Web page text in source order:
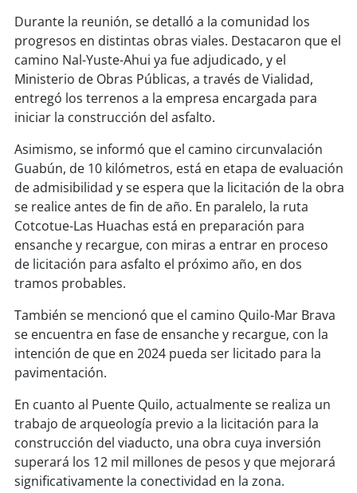
soy quillota
soy sanantonio
soychillán
soytalcahuano
soyconcepción
soycoronel
soy arauco
temuco
soyvaldivia
soyosorno
soypuertomontt
soychiloé
Durante la reunión, se detalló a la comunidad los
progresos en distintas obras viales. Destacaron que el
camino Nal-Yuste-Ahui ya fue adjudicado, y el
Ministerio de Obras Públicas, a través de Vialidad,
entregó los terrenos a la empresa encargada para
iniciar la construcción del asfalto.
Asimismo, se informó que el camino circunvalación
Guabún, de 10 kilómetros, está en etapa de evaluación
de admisibilidad y se espera que la licitación de la obra
se realice antes de fin de año. En paralelo, la ruta
Cotcotue-Las Huachas está en preparación para
ensanche y recargue, con miras a entrar en proceso
de licitación para asfalto el próximo año, en dos
tramos probables.
También se mencionó que el camino Quilo-Mar Brava
se encuentra en fase de ensanche y recargue, con la
intención de que en 2024 pueda ser licitado para la
pavimentación.
En cuanto al Puente Quilo, actualmente se realiza un
trabajo de arqueología previo a la licitación para la
construcción del viaducto, una obra cuya inversión
superará los 12 mil millones de pesos y que mejorará
significativamente la conectividad en la zona.